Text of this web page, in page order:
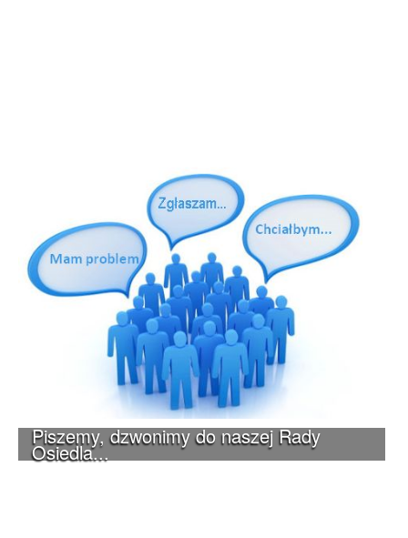
Piszemy, dzwonimy do naszej Rady
Osiedla...